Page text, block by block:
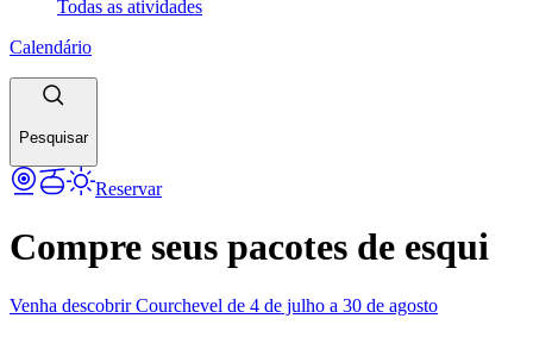
Todas as atividades
Calendário
Pesquisar
Reservar
Compre seus pacotes de esqui
Venha descobrir Courchevel de 4 de julho a 30 de agosto